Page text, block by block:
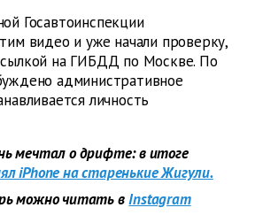
Госавтоинспекции
видео и уже начали проверку,
на ГИБДД по Москве. По
административное
личность
мечтал о дрифте: в итоге
iPhone на старенькие Жигули.
можно читать в Instagram